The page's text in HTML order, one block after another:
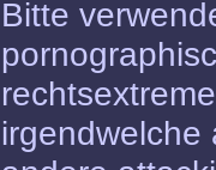
Bitte
irgendwelche